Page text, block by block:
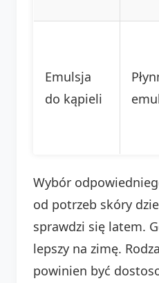
Emulsja
do kąpieli
Wybór
od potrzeb skóry
sprawdzi się latem.
lepszy na zimę.
powinien być